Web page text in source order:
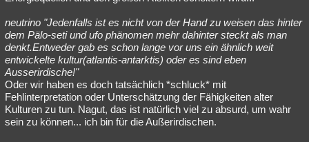
neutrino "Jedenfalls ist es nicht von der Hand zu weisen das hinter
dem Pälo-seti und ufo phänomen mehr dahinter steckt als man
denkt.Entweder gab es schon lange vor uns ein ähnlich weit
entwickelte kultur(atlantis-antarktis) oder es sind eben
Ausserirdische!"
Oder wir haben es doch tatsächlich *schluck* mit
Fehlinterpretation oder Unterschätzung der Fähigkeiten alter
Kulturen zu tun. Nagut, das ist natürlich viel zu absurd, um wahr
sein zu können... ich bin für die Außerirdischen.